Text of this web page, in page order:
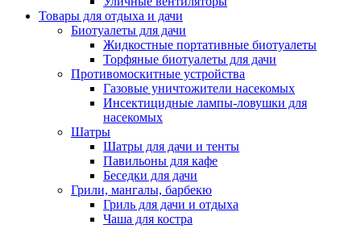
Товары для отдыха и дачи
Биотуалеты для дачи
Жидкостные портативные биотуалеты
Торфяные биотуалеты для дачи
Противомоскитные устройства
Газовые уничтожители насекомых
Инсектицидные лампы-ловушки для
насекомых
Шатры
Шатры для дачи и тенты
Павильоны для кафе
Беседки для дачи
Грили, мангалы, барбекю
Гриль для дачи и отдыха
Чаша для костра